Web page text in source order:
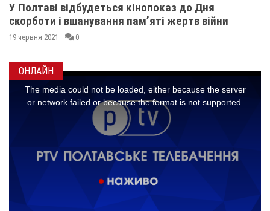
ОНЛАЙН
У Полтаві відбудеться кінопоказ до Дня
скорботи і вшанування пам’яті жертв війни
19 червня 2021 0